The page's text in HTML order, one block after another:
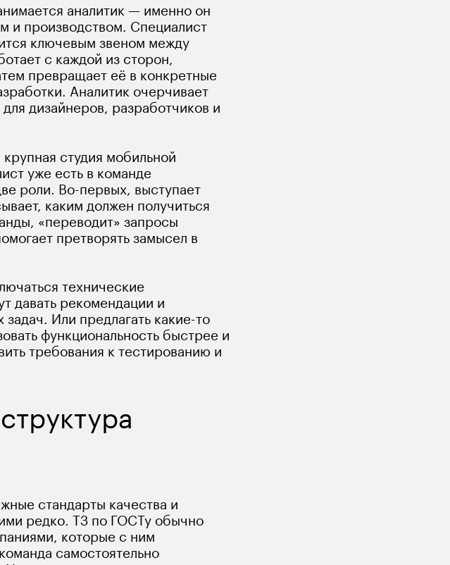
аналитик — именно он
и производством. Специалист
ключевым звеном между
с каждой из сторон,
превращает её в конкретные
Аналитик очерчивает
дизайнеров, разработчиков и
студия мобильной
уже есть в команде
роли. Во-первых, выступает
каким должен получиться
«переводит» запросы
претворять замысел в
технические
давать рекомендации и
Или предлагать какие-то
функциональность быстрее и
требования к тестированию и
стандарты качества и
редко. ТЗ по ГОСТу обычно
которые с ним
самостоятельно